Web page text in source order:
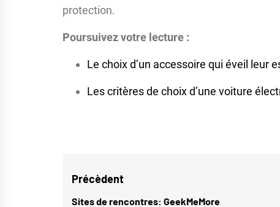
protection.
Poursuivez votre lecture :
Le choix d’un accessoire qui éveil leur
Les critères de choix d’une voiture
Navigation
Précèdent
Previous
Sites de rencontres: GeekMeMore